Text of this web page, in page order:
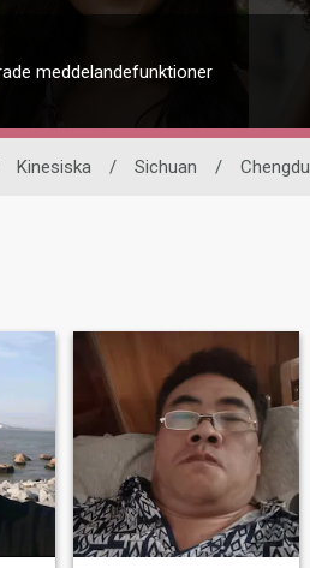
meddelandefunktioner
Kinesiska / Sichuan / Chengdu